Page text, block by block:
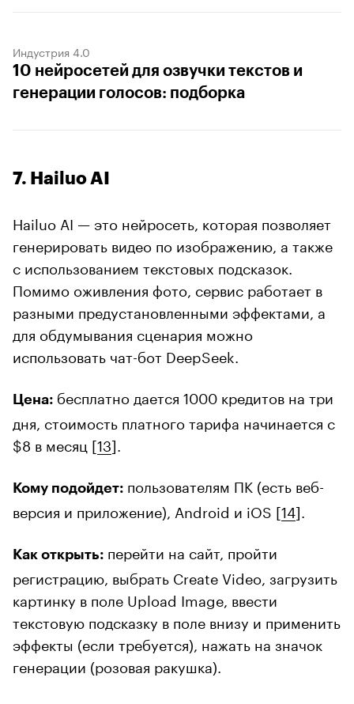
Индустрия 4.0
10 нейросетей для озвучки текстов и
генерации голосов: подборка
7. Hailuo AI
Hailuo AI — это нейросеть, которая позволяет
генерировать видео по изображению, а также
с использованием текстовых подсказок.
Помимо оживления фото, сервис работает в
разными предустановленными эффектами, а
для обдумывания сценария можно
использовать чат-бот DeepSeek.
Цена: бесплатно дается 1000 кредитов на три
дня, стоимость платного тарифа начинается с
$8 в месяц [13].
Кому подойдет: пользователям ПК (есть веб-
версия и приложение), Android и iOS [14].
Как открыть: перейти на сайт, пройти
регистрацию, выбрать Create Video, загрузить
картинку в поле Upload Image, ввести
текстовую подсказку в поле внизу и применить
эффекты (если требуется), нажать на значок
генерации (розовая ракушка).